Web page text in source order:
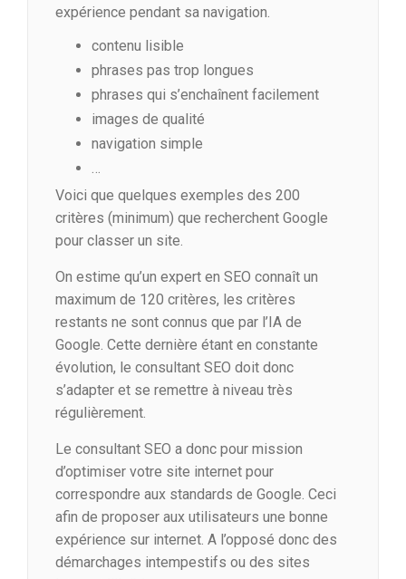
expérience pendant sa navigation.
contenu lisible
phrases pas trop longues
phrases qui s’enchaînent facilement
images de qualité
navigation simple
…
Voici que quelques exemples des 200
critères (minimum) que recherchent Google
pour classer un site.
On estime qu’un expert en SEO connaît un
maximum de 120 critères, les critères
restants ne sont connus que par l’IA de
Google. Cette dernière étant en constante
évolution, le consultant SEO doit donc
s’adapter et se remettre à niveau très
régulièrement.
Le consultant SEO a donc pour mission
d’optimiser votre site internet pour
correspondre aux standards de Google. Ceci
afin de proposer aux utilisateurs une bonne
expérience sur internet. A l’opposé donc des
démarchages intempestifs ou des sites